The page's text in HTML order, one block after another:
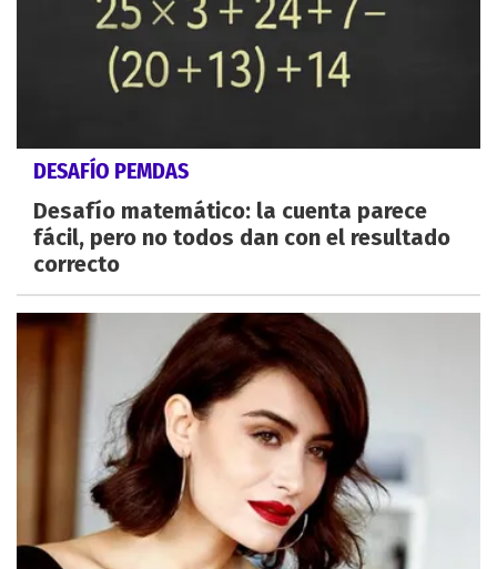
DESAFÍO PEMDAS
Desafío matemático: la cuenta parece
fácil, pero no todos dan con el resultado
correcto